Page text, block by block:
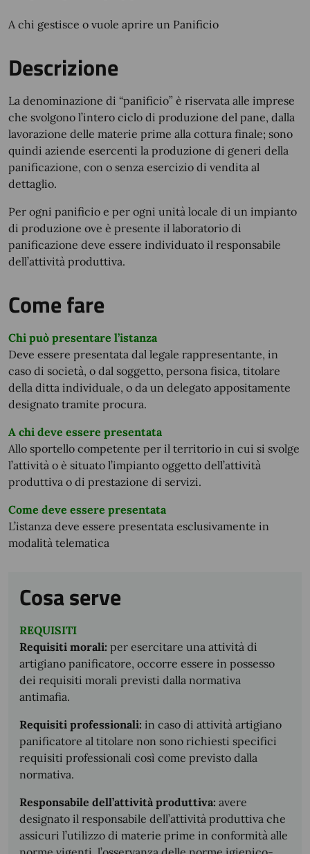
A chi gestisce o vuole aprire un Panificio
Descrizione
La denominazione di “panificio” è riservata alle imprese
che svolgono l’intero ciclo di produzione del pane, dalla
lavorazione delle materie prime alla cottura finale; sono
quindi aziende esercenti la produzione di generi della
panificazione, con o senza esercizio di vendita al
dettaglio.
Per ogni panificio e per ogni unità locale di un impianto
di produzione ove è presente il laboratorio di
panificazione deve essere individuato il responsabile
dell’attività produttiva.
Come fare
Chi può presentare l’istanza
Deve essere presentata dal legale rappresentante, in
caso di società, o dal soggetto, persona fisica, titolare
della ditta individuale, o da un delegato appositamente
designato tramite procura.
A chi deve essere presentata
Allo sportello competente per il territorio in cui si svolge
l’attività o è situato l’impianto oggetto dell’attività
produttiva o di prestazione di servizi.
Come deve essere presentata
L’istanza deve essere presentata esclusivamente in
modalità telematica
Cosa serve
REQUISITI
Requisiti morali: per esercitare una attività di
artigiano panificatore, occorre essere in possesso
dei requisiti morali previsti dalla normativa
antimafia.
Requisiti professionali: in caso di attività artigiano
panificatore al titolare non sono richiesti specifici
requisiti professionali così come previsto dalla
normativa.
Responsabile dell’attività produttiva: avere
designato il responsabile dell’attività produttiva che
assicuri l’utilizzo di materie prime in conformità alle